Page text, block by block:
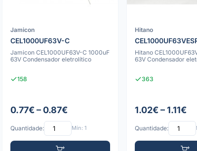
Jamicon
CEL1000UF63V-C
Jamicon CEL1000UF63V-C 1000uF
63V Condensador eletrolítico
158
0.77€ – 0.87€
Quantidade: Mín: 1
Hitano
Hitano
63V Condensador
363
1.02€ – 1.11€
Quantidade: